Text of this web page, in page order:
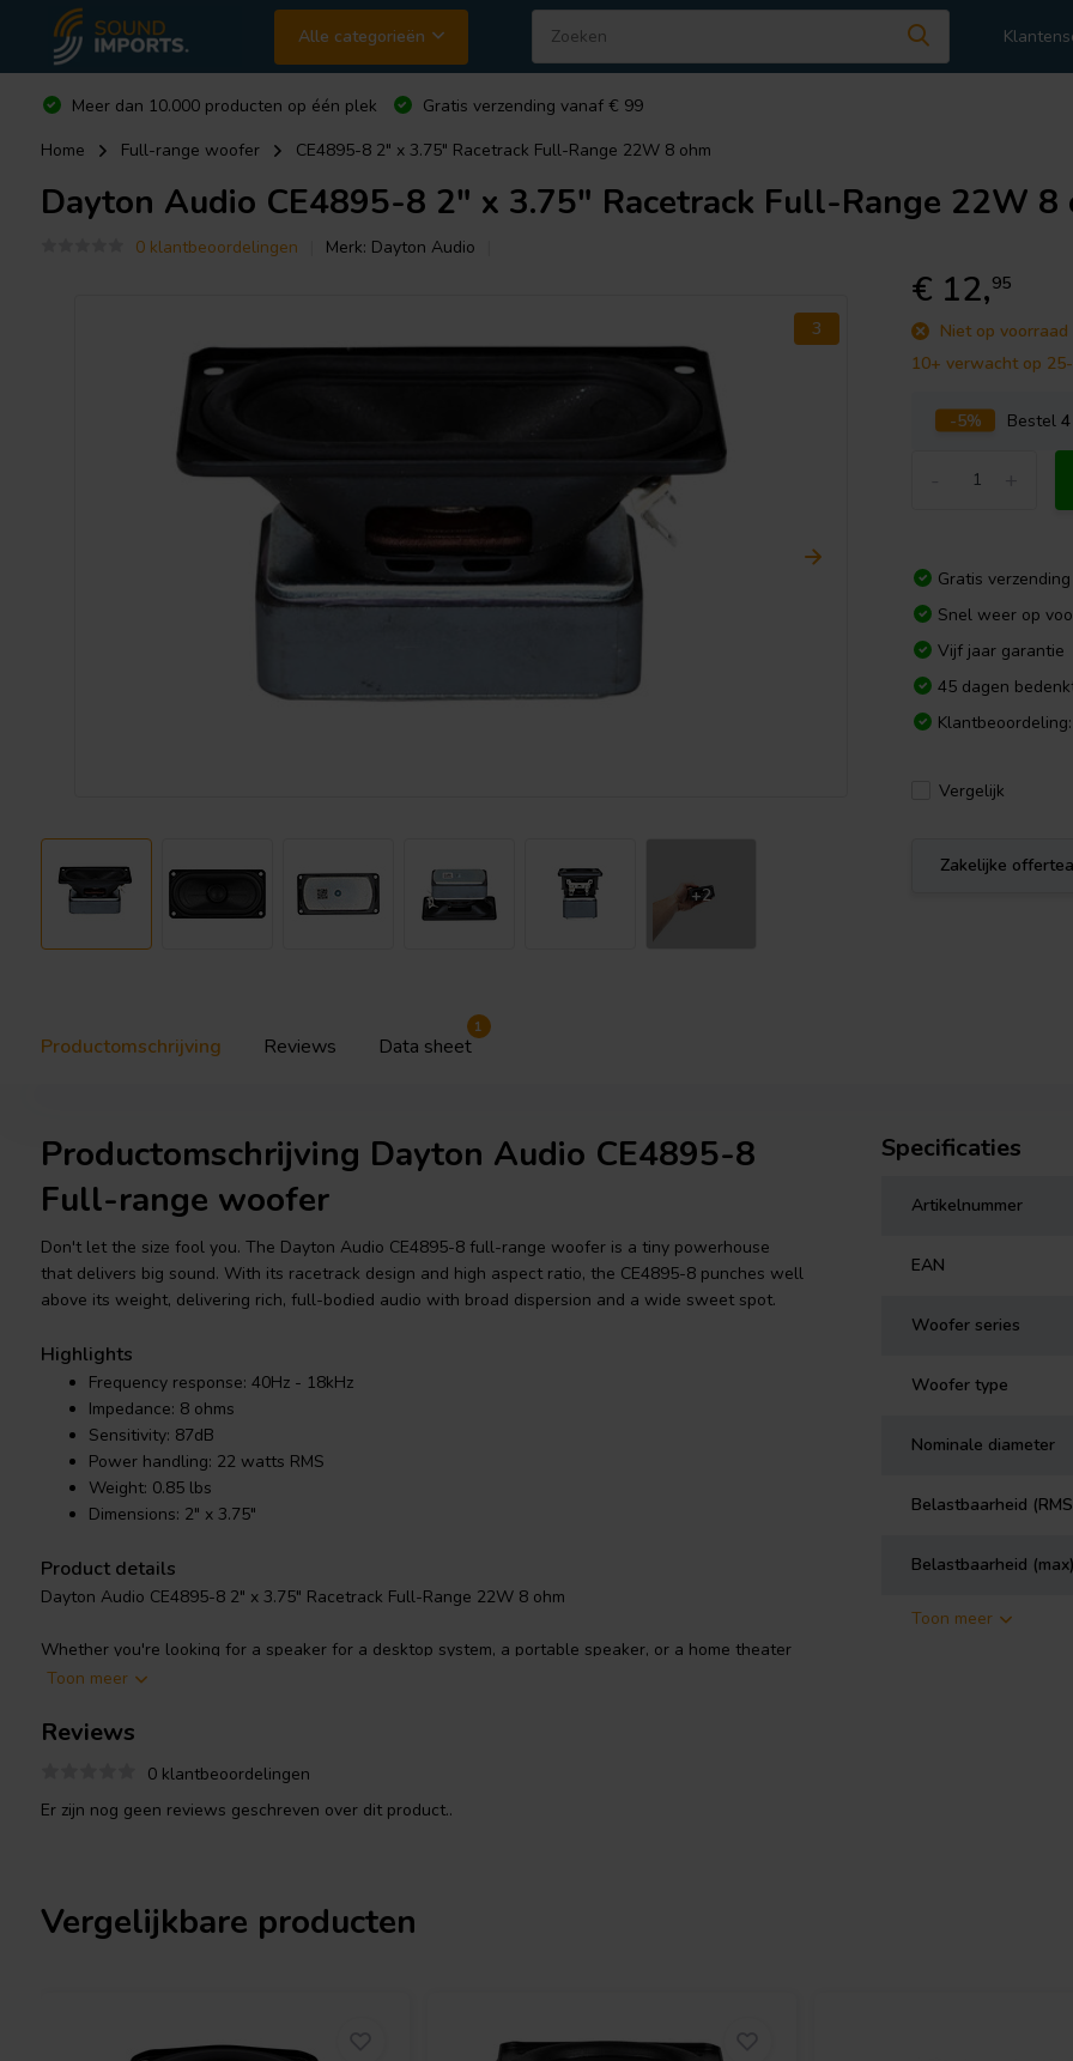
Alle categorieën
Meer dan 10.000 producten op één plek
Gratis verzending vanaf € 99
Home
Full-range woofer CE4895-8 2" x 3.75" Racetrack Full-Range 22W 8 ohm
Dayton Audio CE4895-8 2" x 3.75" Racetrack Full-Range 22W 8
0 klantbeoordelingen Merk: Dayton Audio
3
+2
€ 12,95
Niet op voorraad
10+ verwacht op
-5% Bestel4
Gratis
Snel weer op
Vijf jaar garantie
45 dagen
Klantbeoordeling:
Vergelijk
Zakelijke
Productomschrijving Reviews Data sheet
1
Productomschrijving Dayton Audio CE4895-8
Full-range woofer
Don't let the size fool you. The Dayton Audio CE4895-8 full-range woofer is a tiny powerhouse
that delivers big sound. With its racetrack design and high aspect ratio, the CE4895-8 punches well
above its weight, delivering rich, full-bodied audio with broad dispersion and a wide sweet spot.
Highlights
Frequency response: 40Hz - 18kHz
Impedance: 8 ohms
Sensitivity: 87dB
Power handling: 22 watts RMS
Weight: 0.85 lbs
Dimensions: 2" x 3.75"
Product details
Dayton Audio CE4895-8 2" x 3.75" Racetrack Full-Range 22W 8 ohm
Whether you're looking for a speaker for a desktop system, a portable speaker, or a home theater
setup, the CE4895-8 is a great choice. It's also a popular choice for DIY projects, as it's very
Toon meer
Specificaties
Artikelnummer
EAN
Woofer series
Woofer type
Nominale diameter
Belastbaarheid
Belastbaarheid (max)
Toon meer
Reviews
0 klantbeoordelingen
Er zijn nog geen reviews geschreven over dit product..
Vergelijkbare producten